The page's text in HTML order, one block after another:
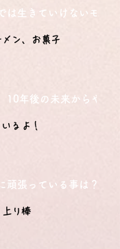
は生きていけないモノ3
ン、お菓子
10年後の未来からやっ
るよ！
頑張っている事は？
り棒